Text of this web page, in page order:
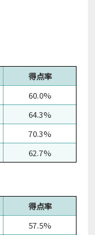
得点率
60.0%
64.3%
70.3%
62.7%
得点率
57.5%